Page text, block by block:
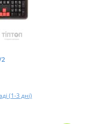
2
(1-3 дні)